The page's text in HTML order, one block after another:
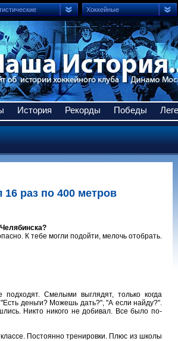
Хоккейные
История Рекорды Победы
раз по 400 метров
К тебе могли подойти, мелочь отобрать.
Смелыми выглядят, только когда
деньги? Можешь дать?", "А если найду?".
Никто никого не добивал. Все было по-
Постоянно тренировки. Плюс из школы